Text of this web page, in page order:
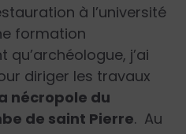
à l’université
formation
qu’archéologue, j’ai
diriger les travaux
nécropole du
de saint Pierre. Au